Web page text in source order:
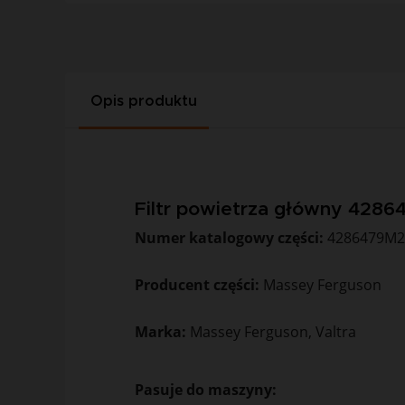
Opis produktu
Filtr powietrza główny
Numer katalogowy części: 4286479M2
Producent części: Massey Ferguson
Marka: Massey Ferguson, Valtra
Pasuje do maszyny: